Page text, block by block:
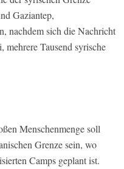
Gaziantep,
nachdem sich die Nachricht
mehrere Tausend syrische
Menschenmenge soll
Grenze sein, wo
Camps geplant ist.